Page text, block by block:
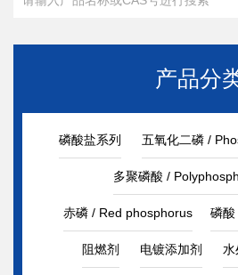
产品分
磷酸盐系列 五氧化二磷 /
多聚磷酸 /
赤磷 / Red phosphorus 磷
阻燃剂 电镀添加剂 水